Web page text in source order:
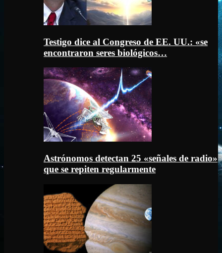
Testigo dice al Congreso de EE. UU.: «se
encontraron seres biológicos…
Astrónomos detectan 25 «señales de radio»
que se repiten regularmente